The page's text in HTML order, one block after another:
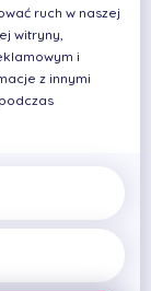
ruch w naszej
witryny,
i
z innymi